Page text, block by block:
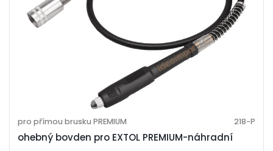
ohebný bovden pro EXTOL PREMIUM-náhradní
pro přímou brusku PREMIUM 218-P